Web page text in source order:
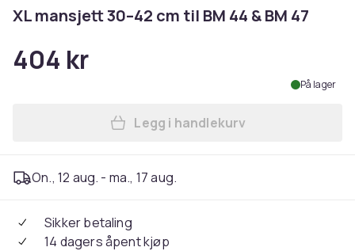
XL mansjett 30–42 cm til BM 44 & BM 47
404 kr
På lager
Legg XL mansjett 30–42
Legg i handlekurv
On., 12 aug. - ma., 17 aug.
Sikker betaling
14 dagers åpent kjøp